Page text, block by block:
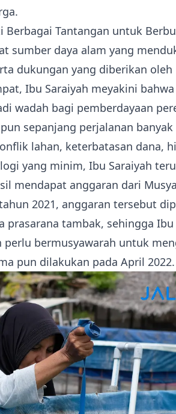
Berbagai Tantangan untuk
sumber daya alam yang
dukungan yang diberikan
Ibu Saraiyah meyakini
wadah bagi pemberdayaan
sepanjang perjalanan
lahan, keterbatasan dana,
yang minim, Ibu Saraiyah
mendapat anggaran dari
2021, anggaran tersebut
prasarana tambak, sehingga
perlu bermusyawarah untuk
pun dilakukan pada April 2022.